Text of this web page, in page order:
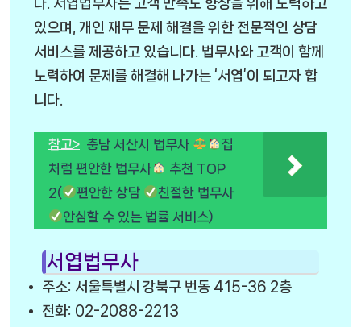
다. 서엽법무사는 고객 만족도 향상을 위해 노력하고
있으며, 개인 재무 문제 해결을 위한 전문적인 상담
서비스를 제공하고 있습니다. 법무사와 고객이 함께
노력하여 문제를 해결해 나가는 ‘서엽’이 되고자 합
니다.
참고> 충남 서산시 법무사
집
처럼 편안한 법무사
추천 TOP
2(
편안한 상담
친절한 법무사
안심할 수 있는 법률 서비스)
서엽법무사
주소: 서울특별시 강북구 번동 415-36 2층
전화: 02-2088-2213